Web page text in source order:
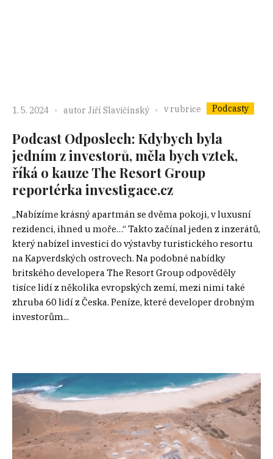
1. 5. 2024 autor Jiří Slavičínský v rubrice Podcasty
Podcast Odposlech: Kdybych byla
jedním z investorů, měla bych vztek,
říká o kauze The Resort Group
reportérka investigace.cz
„Nabízíme krásný apartmán se dvěma pokoji, v luxusní
rezidenci, ihned u moře…“ Takto začínal jeden z inzerátů,
který nabízel investici do výstavby turistického resortu
na Kapverdských ostrovech. Na podobné nabídky
britského developera The Resort Group odpověděly
tisíce lidí z několika evropských zemí, mezi nimi také
zhruba 60 lidí z Česka. Peníze, které developer drobným
investorům...